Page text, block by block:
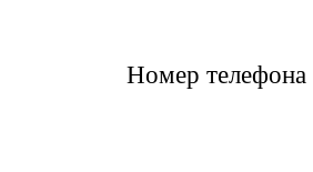
Номер